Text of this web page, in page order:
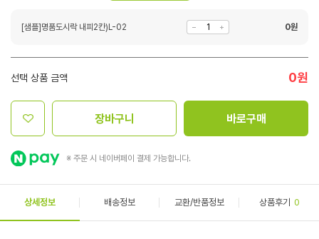
[샘플]명품도시락 내피2칸)L-02 0원
선택 상품 금액 0원
장바구니 바로구매
※ 주문 시 네이버페이 결제 가능합니다.
상세정보 배송정보 교환/반품정보 상품후기 0